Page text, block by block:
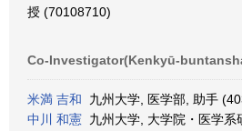
授 (70108710)
Co-Investigator(Kenkyū-
米満 吉和 九州大学, 医学部, 助手
中川 和憲 九州大学, 大学院・医学系